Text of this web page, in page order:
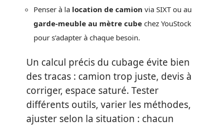
Penser à la location de camion via SIXT ou au
garde-meuble au mètre cube chez YouStock
pour s’adapter à chaque besoin.
Un calcul précis du cubage évite bien
des tracas : camion trop juste, devis à
corriger, espace saturé. Tester
différents outils, varier les méthodes,
ajuster selon la situation : chacun